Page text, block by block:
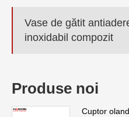
Vase de gătit
inoxidabil compozit
Produse noi
Cuptor